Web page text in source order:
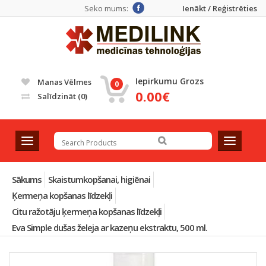
Ienākt / Reģistrēties
Seko mums:
Manas Vēlmes
Salīdzināt (0)
0 Iepirkumu Grozs
0.00€
T
o
g
g
e
n
a
v
i
T
o
g
v
i
Sākums Skaistumkopšanai, higiēnai
Ķermeņa kopšanas līdzekļi
Citu ražotāju ķermeņa kopšanas līdzekļi
Eva Simple dušas želeja ar kazeņu ekstraktu, 500 ml.